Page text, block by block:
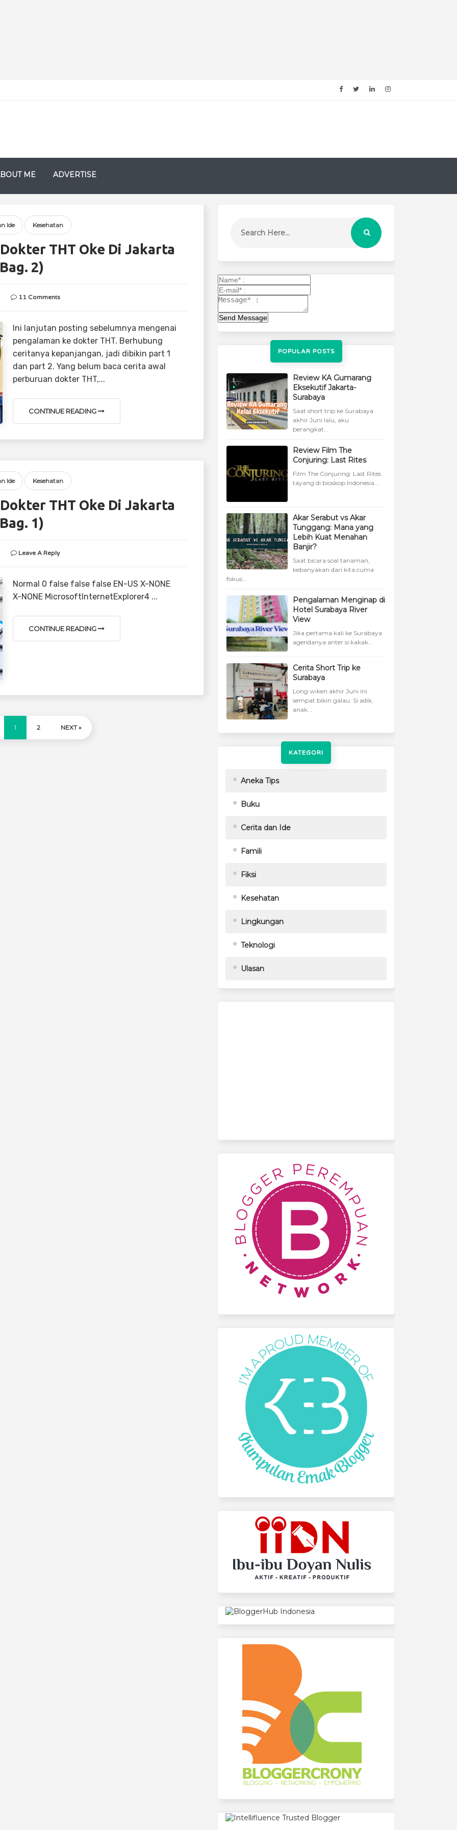
ME ADVERTISE
Ide Kesehatan
THT Oke Di Jakarta
2)
11 Comments
Ini lanjutan posting sebelumnya mengenai
pengalaman ke dokter THT. Berhubung
ceritanya kepanjangan, jadi dibikin part 1
dan part 2. Yang belum baca cerita awal
perburuan dokter THT,...
CONTINUE READING
Ide Kesehatan
THT Oke Di Jakarta
1)
Leave A Reply
Normal 0 false false false EN-US X-NONE
X-NONE MicrosoftInternetExplorer4 ...
CONTINUE READING
1 2 NEXT »
Send Message
POPULAR POSTS
Review KA Gumarang
Eksekutif Jakarta-
Surabaya
Saat short trip ke Surabaya
akhir Juni lalu, aku
berangkat...
Review Film The
Conjuring: Last Rites
Film The Conjuring: Last Rites
tayang di bioskop Indonesia...
Akar Serabut vs Akar
Tunggang: Mana yang
Lebih Kuat Menahan
Banjir?
Saat bicara soal tanaman,
kebanyakan dari kita cuma
fokus...
Pengalaman Menginap di
Hotel Surabaya River
View
Jika pertama kali ke Surabaya
agendanya anter si kakak...
Cerita Short Trip ke
Surabaya
Long wiken akhir Juni ini
sempat bikin galau. Si adik,
anak...
KATEGORI
Aneka Tips
Buku
Cerita dan Ide
Famili
Fiksi
Kesehatan
Lingkungan
Teknologi
Ulasan